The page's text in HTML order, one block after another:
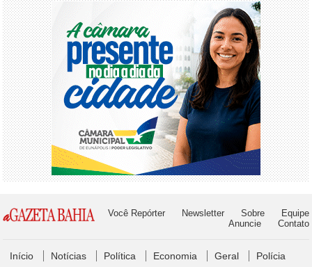
Você Repórter Newsletter Sobre
Equipe
Anuncie
Contato
Início Notícias Política Economia Geral Polícia